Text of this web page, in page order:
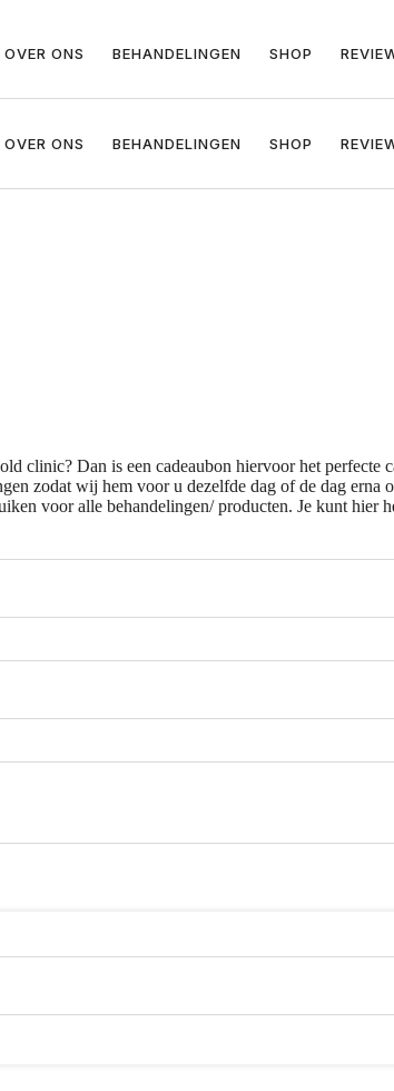
OVER ONS BEHANDELINGEN SHOP
OVER ONS BEHANDELINGEN SHOP
clinic? Dan is een cadeaubon hiervoor het
zodat wij hem voor u dezelfde dag of de dag
voor alle behandelingen/ producten. Je kunt hier